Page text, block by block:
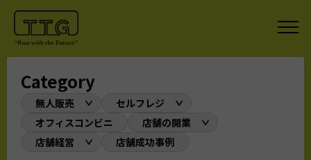
Category
無人販売
セルフレジ
オフィスコンビニ
店舗の開業
店舗経営
店舗成功事例